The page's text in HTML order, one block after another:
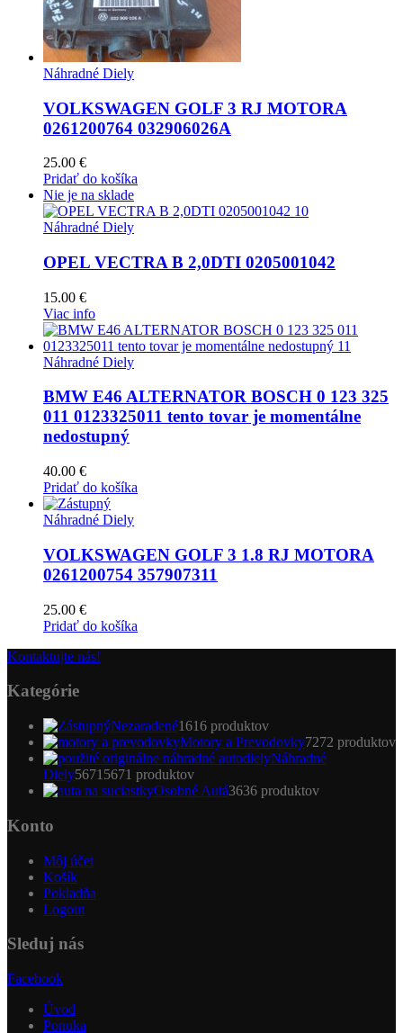
Náhradné Diely
VOLKSWAGEN GOLF 3 RJ MOTORA
0261200764 032906026A
25.00 €
Pridať do košíka
Nie je na sklade
Náhradné Diely
OPEL VECTRA B 2,0DTI 0205001042
15.00 €
Viac info
Náhradné Diely
BMW E46 ALTERNATOR BOSCH 0 123 325
011 0123325011 tento tovar je momentálne
nedostupný
40.00 €
Pridať do košíka
Náhradné Diely
VOLKSWAGEN GOLF 3 1.8 RJ MOTORA
0261200754 357907311
25.00 €
Pridať do košíka
Kontaktujte nás!
Kategórie
Nezaradené1616 produktov
Motory a Prevodovky7272 produktov
Náhradné
Diely5671 5671 produktov
Osobné Autá3636 produktov
Konto
Môj účet
Košík
Pokladňa
Logout
Sleduj nás
Facebook
Úvod
Ponuka